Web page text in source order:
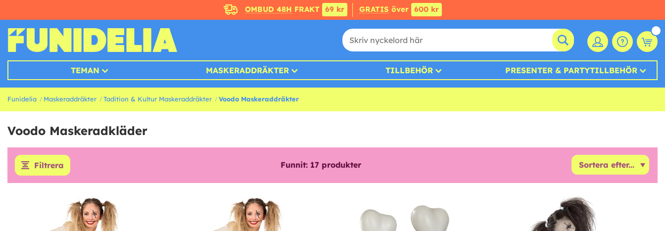
OMBUD 48H FRAKT 69 kr GRATIS över 600 kr
TEMAN MASKERADDRÄKTER TILLBEHÖR PRESENTER & PARTYTILLBEHÖR
Funidelia Maskeraddräkter Tadition & Kultur Maskeraddräkter Voodo Maskeraddräkter
Voodo Maskeradkläder
Filtrera Funnit: 17 produkter